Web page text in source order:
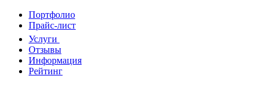
Портфолио
Прайс-лист
Услуги
Отзывы
Информация
Рейтинг